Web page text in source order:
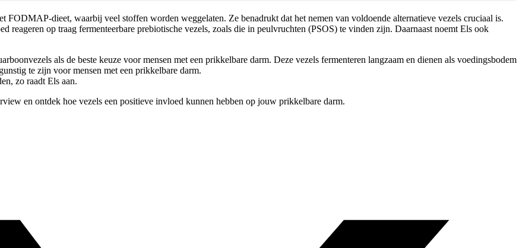
dieet, waarbij veel stoffen worden weggelaten. Ze benadrukt dat het nemen van voldoende alternatieve vezels cruciaal is.
reageren op traag fermenteerbare prebiotische vezels, zoals die in peulvruchten (PSOS) te vinden zijn. Daarnaast noemt Els ook
als de beste keuze voor mensen met een prikkelbare darm. Deze vezels fermenteren langzaam en dienen als voedingsbodem
te zijn voor mensen met een prikkelbare darm.
zo raadt Els aan.
en ontdek hoe vezels een positieve invloed kunnen hebben op jouw prikkelbare darm.